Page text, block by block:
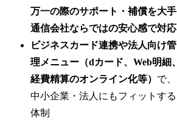
万一の際のサポート・補償を大手
通信会社ならではの安心感で対応
ビジネスカード連携や法人向け管
理メニュー（dカード、Web明細、
経費精算のオンライン化等） で、
中小企業・法人にもフィットする
体制